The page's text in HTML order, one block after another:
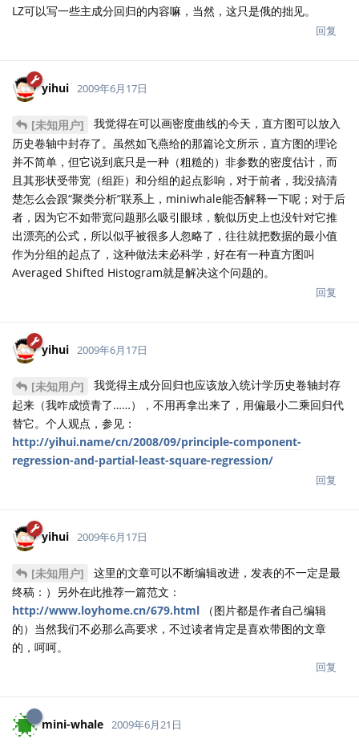
LZ可以写一些主成分回归的内容嘛，当然，这只是俄的拙见。
回复
yihui 2009年6月17日
[未知用户]
我觉得在可以画密度曲线的今天，直方图可以放入
历史卷轴中封存了。虽然如飞燕给的那篇论文所示，直方图的理论
并不简单，但它说到底只是一种（粗糙的）非参数的密度估计，而
且其形状受带宽（组距）和分组的起点影响，对于前者，我没搞清
楚怎么会跟“聚类分析”联系上，miniwhale能否解释一下呢；对于后
者，因为它不如带宽问题那么吸引眼球，貌似历史上也没针对它推
出漂亮的公式，所以似乎被很多人忽略了，往往就把数据的最小值
作为分组的起点了，这种做法未必科学，好在有一种直方图叫
Averaged Shifted Histogram就是解决这个问题的。
回复
yihui 2009年6月17日
[未知用户]
我觉得主成分回归也应该放入统计学历史卷轴封存
起来（我咋成愤青了……），不用再拿出来了，用偏最小二乘回归代
替它。个人观点，参见：
http://yihui.name/cn/2008/09/principle-component-
regression-and-partial-least-square-regression/
回复
yihui 2009年6月17日
[未知用户]
这里的文章可以不断编辑改进，发表的不一定是最
终稿：）另外在此推荐一篇范文：
http://www.loyhome.cn/679.html （图片都是作者自己编辑
的）当然我们不必那么高要求，不过读者肯定是喜欢带图的文章
的，呵呵。
回复
mini-whale 2009年6月21日